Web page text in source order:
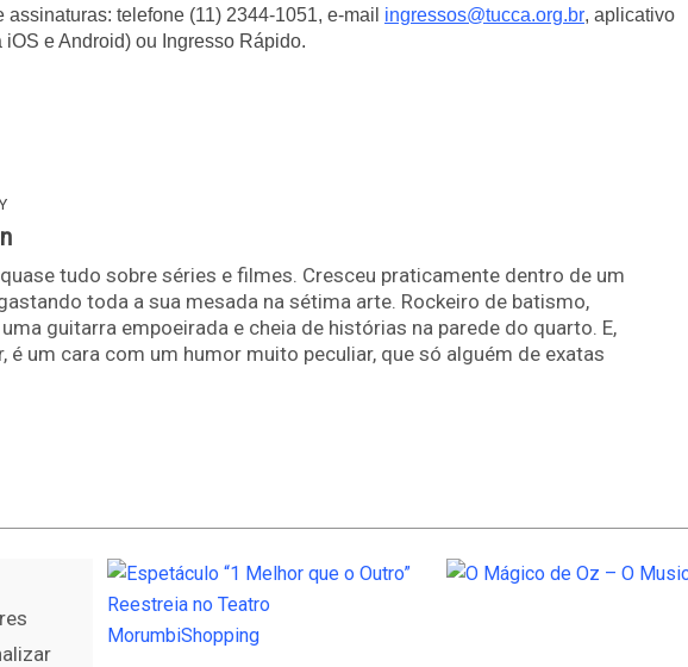
telefone (11) 2344-1051, e-mail ingressos@tucca.org.br, aplicativo
e Android) ou Ingresso Rápido.
tudo sobre séries e filmes. Cresceu praticamente dentro de um
toda a sua mesada na sétima arte. Rockeiro de batismo,
guitarra empoeirada e cheia de histórias na parede do quarto. E,
é um cara com um humor muito peculiar, que só alguém de exatas